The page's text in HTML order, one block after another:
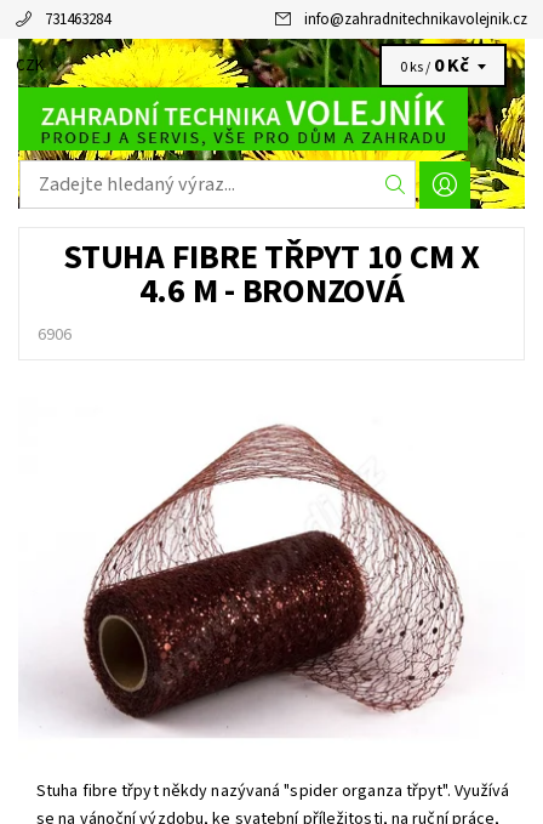
731463284 info@zahradnitechnikavolejnik.cz
CZK 0 ks / 0 Kč
STUHA FIBRE TŘPYT 10 CM X
4.6 M - BRONZOVÁ
6906
Stuha fibre třpyt někdy nazývaná "spider organza třpyt". Využívá